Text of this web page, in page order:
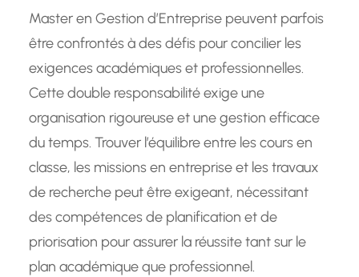
Master en Gestion d’Entreprise peuvent parfois
être confrontés à des défis pour concilier les
exigences académiques et professionnelles.
Cette double responsabilité exige une
organisation rigoureuse et une gestion efficace
du temps. Trouver l’équilibre entre les cours en
classe, les missions en entreprise et les travaux
de recherche peut être exigeant, nécessitant
des compétences de planification et de
priorisation pour assurer la réussite tant sur le
plan académique que professionnel.